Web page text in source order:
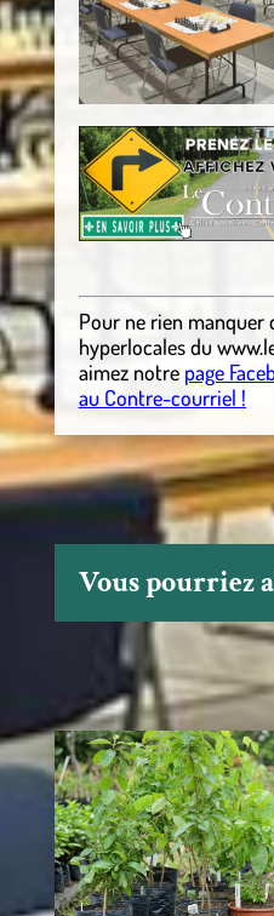
Pour ne rien manquer
hyperlocalesdu
aimez notre page
au Contre-courriel !
Vous pourriez